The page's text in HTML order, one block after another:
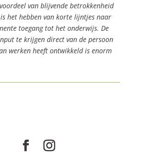
van blijvende betrokkenheid
is het hebben van korte lijntjes naar
toegang tot het onderwijs. De
te krijgen direct van de persoon
werken heeft ontwikkeld is enorm